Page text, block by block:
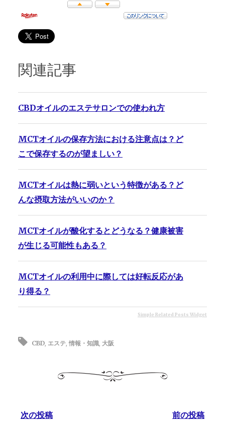
関連記事
CBDオイルのエステサロンでの使われ方
MCTオイルの保存方法における注意点は？ど
こで保存するのが望ましい？
MCTオイルは熱に弱いという特徴がある？ど
んな摂取方法がいいのか？
MCTオイルが酸化するとどうなる？健康被害
が生じる可能性もある？
MCTオイルの利用中に際しては好転反応があ
り得る？
Simple Related Posts Widget
CBD エステ 情報・知識 大阪
次の投稿 前の投稿